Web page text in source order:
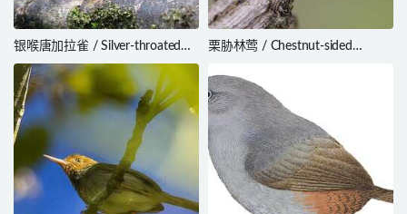
银喉唐加拉雀 / Silver-throated
Tanager / Tangara icterocephala
栗胁林莺 / Chestnut-sided